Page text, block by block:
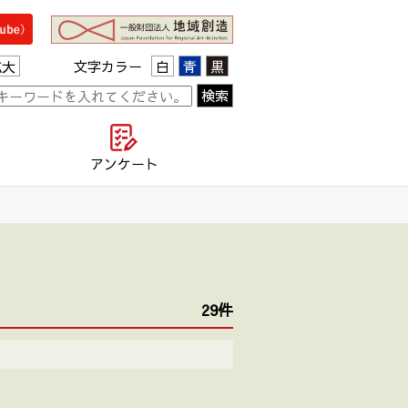
文字カラー 白 青
黒
アンケート
29件